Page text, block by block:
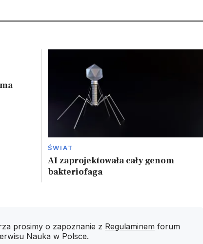
ŚWIAT
AI zaprojektowała cały genom
bakteriofaga
prosimy o zapoznanie z Regulaminem forum
Nauka w Polsce.